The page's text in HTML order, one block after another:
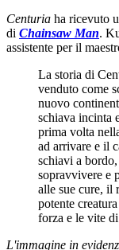
Centuria ha ricevuto
di Chainsaw Man.
assistente per il
La storia di
venduto come
nuovo
schiava incinta
prima volta
ad arrivare e il
schiavi a
sopravvivere e
alle sue cure, il
potente
forza e le vite
L'immagine in